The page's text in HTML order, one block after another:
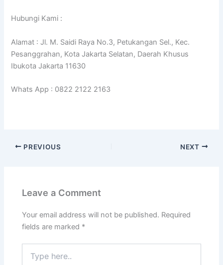
Hubungi Kami :
Alamat : Jl. M. Saidi Raya No.3, Petukangan Sel., Kec.
Pesanggrahan, Kota Jakarta Selatan, Daerah Khusus
Ibukota Jakarta 11630
Whats App : 0822 2122 2163
PREVIOUS NEXT
Leave a Comment
Your email address will not be published. Required
fields are marked *
here..